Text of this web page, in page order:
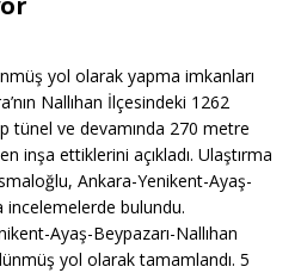
yol olarak yapma imkanları
Nallıhan İlçesindeki 1262
tünel ve devamında 270 metre
inşa ettiklerini açıkladı. Ulaştırma
Ankara-Yenikent-Ayaş-
incelemelerde bulundu.
Ayaş-Beypazarı-Nallıhan
yol olarak tamamlandı. 5